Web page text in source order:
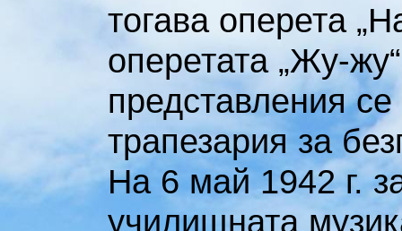
тогава оперета
оперетата „Жу-
представления
трапезария за
На 6 май 1942 г.
училищната